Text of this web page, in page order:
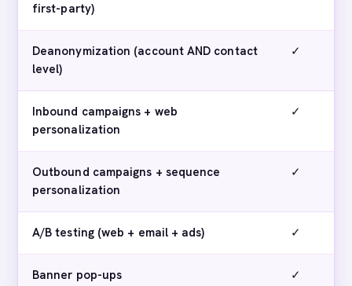
first-party)
Deanonymization (account AND contact
level)
✓
Inbound campaigns + web
personalization
✓
Outbound campaigns + sequence
personalization
✓
A/B testing (web + email + ads) ✓
Banner pop-ups ✓